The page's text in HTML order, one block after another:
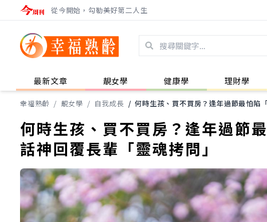
從今開始，勾勒美好第二人生
最新文章 靚女學 健康學 理財學
幸福熟齡 / 靚女學 / 自我成長 / 何時生孩、買不買房？逢年過節最怕陷
何時生孩、買不買房？逢年過節
話神回覆長輩「靈魂拷問」